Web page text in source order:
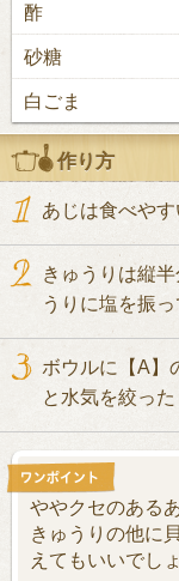
酢
砂糖
白ごま
作り方
あじは食べやす
きゅうりは縦
うりに塩を振っ
ボウルに【A】
と水気を絞っ
ややクセのある
きゅうりの他に
えてもいいでしょ